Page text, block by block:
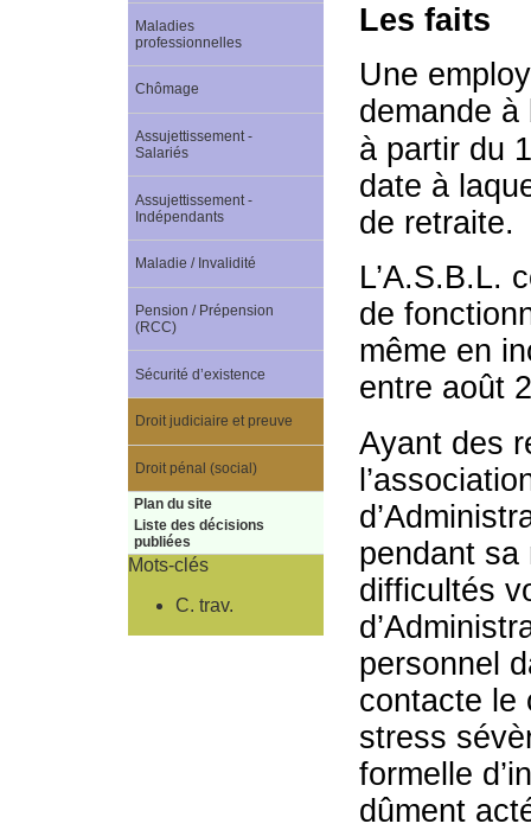
Les faits
Une
demande à
à partir du 1
date à
de retraite.
L’A.S.B.L.
de
même en
entre août
Ayant des
pendant sa
difficultés
personnel
contacte le
stress
formelle
dûment
Maladies
professionnelles
Chômage
Assujettissement -
Salariés
Assujettissement -
Indépendants
Maladie / Invalidité
Pension / Prépension
(RCC)
Sécurité d’existence
Droit judiciaire et preuve
Droit pénal (social)
Plan du site
Liste des décisions
publiées
Mots-clés
C. trav.